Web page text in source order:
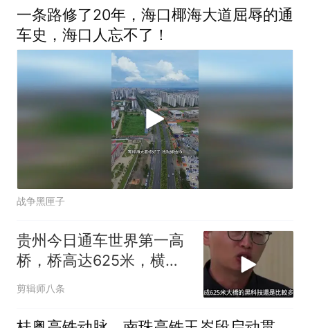
一条路修了20年，海口椰海大道屈辱的通
车史，海口人忘不了！
战争黑匣子
贵州今日通车世界第一高
桥，桥高达625米，横竖
刷新纪录
剪辑师八条